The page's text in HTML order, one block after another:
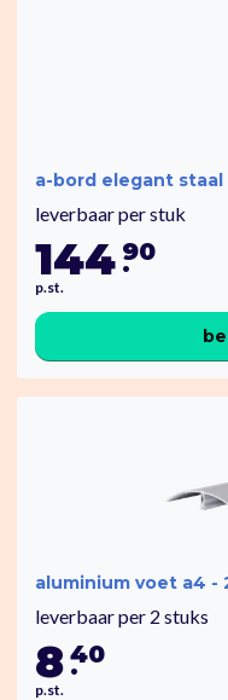
a-bord elegant staal
leverbaar per stuk
144 .
90
p.st.
aluminium voet a4 -
leverbaar per 2 stuks
8 .
40
p.st.